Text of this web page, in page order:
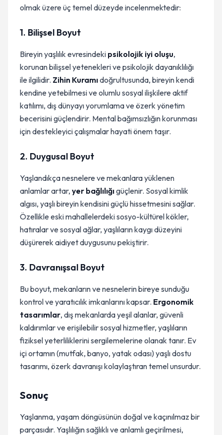
olmak üzere üç temel düzeyde incelenmektedir:
1. Bilişsel Boyut
Bireyin yaşlılık evresindeki psikolojik iyi oluşu,
korunan bilişsel yetenekleri ve psikolojik dayanıklılığı
ile ilgilidir. Zihin Kuramıdoğrultusunda, bireyin kendi
kendine yetebilmesi ve olumlu sosyal ilişkilere aktif
katılımı, dış dünyayı yorumlama ve özerk yönetim
becerisini güçlendirir. Mental bağımsızlığın korunması
için destekleyici çalışmalar hayati önem taşır.
2. Duygusal Boyut
Yaşlandıkça nesnelere ve mekanlara yüklenen
anlamlar artar, yer bağlılığıgüçlenir. Sosyal kimlik
algısı, yaşlı bireyin kendisini güçlü hissetmesini sağlar.
Özellikle eski mahallelerdeki sosyo-kültürel kökler,
hatıralar ve sosyal ağlar, yaşlıların kaygı düzeyini
düşürerek aidiyet duygusunu pekiştirir.
3. Davranışsal Boyut
Bu boyut, mekanların ve nesnelerin bireye sunduğu
kontrol ve yaratıcılık imkanlarını kapsar. Ergonomik
tasarımlar, dış mekanlarda yeşil alanlar, güvenli
kaldırımlar ve erişilebilir sosyal hizmetler, yaşlıların
fiziksel yeterliliklerini sergilemelerine olanak tanır. Ev
içi ortamın (mutfak, banyo, yatak odası) yaşlı dostu
tasarımı, özerk davranışı kolaylaştıran temel unsurdur.
Sonuç
Yaşlanma, yaşam döngüsünün doğal ve kaçınılmaz bir
parçasıdır. Yaşlılığın sağlıklı ve anlamlı geçirilmesi,